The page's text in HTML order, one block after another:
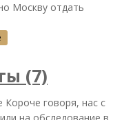
Москву отдать
(7)
Короче говоря, нас с